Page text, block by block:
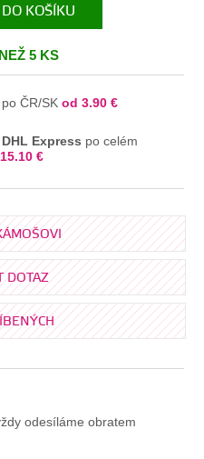
KOŠÍKU
V KOŠÍKU
5 KS
ČR/SKod 3.90 €
DHL Express po celém
€
DOTAZ
odesíláme obratem